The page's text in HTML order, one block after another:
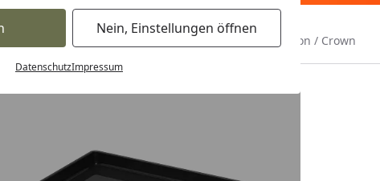
Nein, Einstellungen öffnen
DatenschutzImpressum
& Planchas Broil King Plancha groß für Baron / Crown